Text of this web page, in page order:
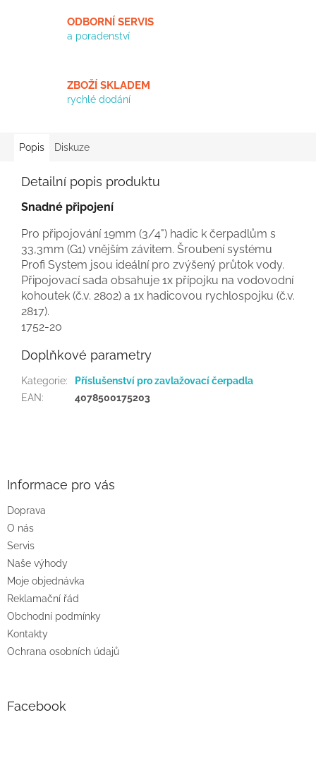
ODBORNÍ SERVIS
a poradenství
ZBOŽÍ SKLADEM
rychlé dodání
Popis Diskuze
Detailní popis produktu
Snadné připojení
Pro připojování 19mm (3/4") hadic k čerpadlům s
33,3mm (G1) vnějším závitem. Šroubení systému
Profi System jsou ideální pro zvýšený průtok vody.
Připojovací sada obsahuje 1x přípojku na vodovodní
kohoutek (č.v. 2802) a 1x hadicovou rychlospojku (č.v.
2817).
1752-20
Doplňkové parametry
Kategorie:
Příslušenství pro zavlažovací čerpadla
EAN: 4078500175203
Informace pro vás
Doprava
O nás
Servis
Naše výhody
Moje objednávka
Reklamační řád
Obchodní podmínky
Kontakty
Ochrana osobních údajů
Facebook